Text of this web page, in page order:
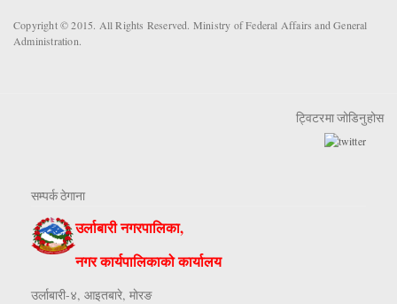
Copyright © 2015. All Rights Reserved. Ministry of Federal Affairs and General
Administration.
ट्विटरमा जोडिनुहोस
सम्पर्क ठेगाना
उर्लाबारी नगरपालिका,
नगर कार्यपालिकाको कार्यालय
उर्लाबारी-४, आइतबारे, माेरङ